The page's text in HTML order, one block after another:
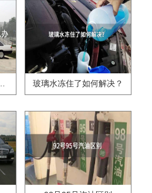
,逾期怎么办?? 玻璃水冻住了如何解决？